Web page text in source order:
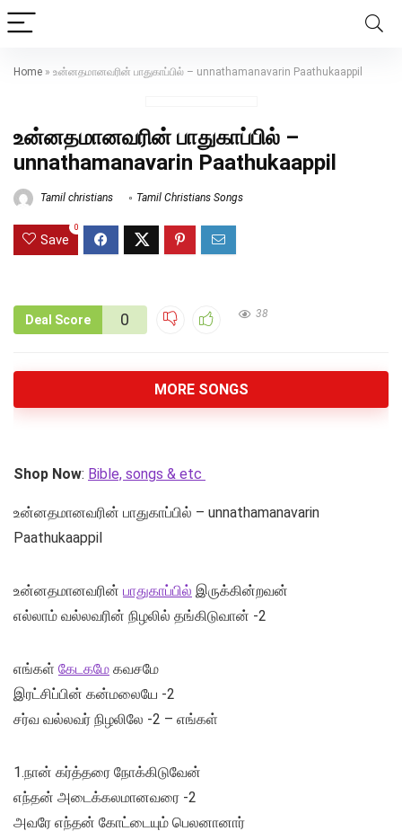
Home » உன்னதமானவரின் பாதுகாப்பில் – unnathamanavarin Paathukaappil
உன்னதமானவரின் பாதுகாப்பில் –
unnathamanavarin Paathukaappil
Tamil christians Tamil Christians Songs
Save
0
Deal Score 0 38
MORE SONGS
Shop Now: Bible, songs & etc
உன்னதமானவரின் பாதுகாப்பில் – unnathamanavarin
Paathukaappil
உன்னதமானவரின் பாதுகாப்பில் இருக்கின்றவன்
எல்லாம் வல்லவரின் நிழலில் தங்கிடுவான் -2
எங்கள் கேடகமே கவசமே
இரட்சிப்பின் கன்மலையே -2
சர்வ வல்லவர் நிழலிலே -2 – எங்கள்
1.நான் கர்த்தரை நோக்கிடுவேன்
எந்தன் அடைக்கலமானவரை -2
அவரே எந்தன் கோட்டையும் பெலனானார்